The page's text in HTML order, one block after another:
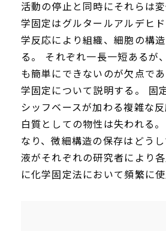
活動の停止と同時にそれら
学固定はグルタールアルデ
学反応により組織、細胞の構
る。 それぞれ一長一短あるが
も簡単にできないのが欠点で
学固定について説明する。 固
シッフベースが加わる複雑な
白質としての物性は失われる
なり、微細構造の保存はどう
液がそれぞれの研究者により
に化学固定法において頻繁に